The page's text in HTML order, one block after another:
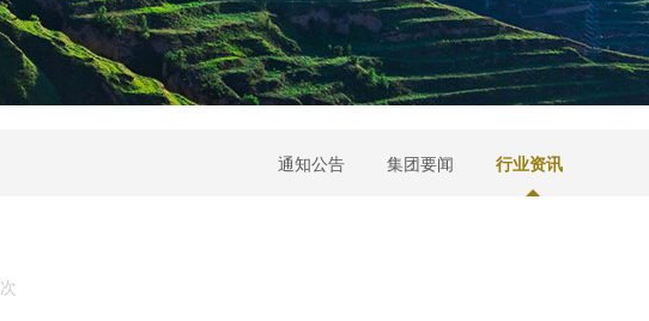
通知公告 集团要闻 行业资讯
次